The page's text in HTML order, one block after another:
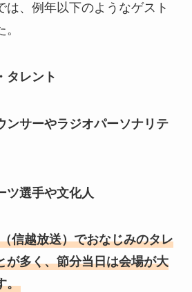
は、例年以下のようなゲスト
タレント
ンサーやラジオパーソナリテ
ツ選手や文化人
信越放送）でおなじみのタレ
が多く、節分当日は会場が大
。